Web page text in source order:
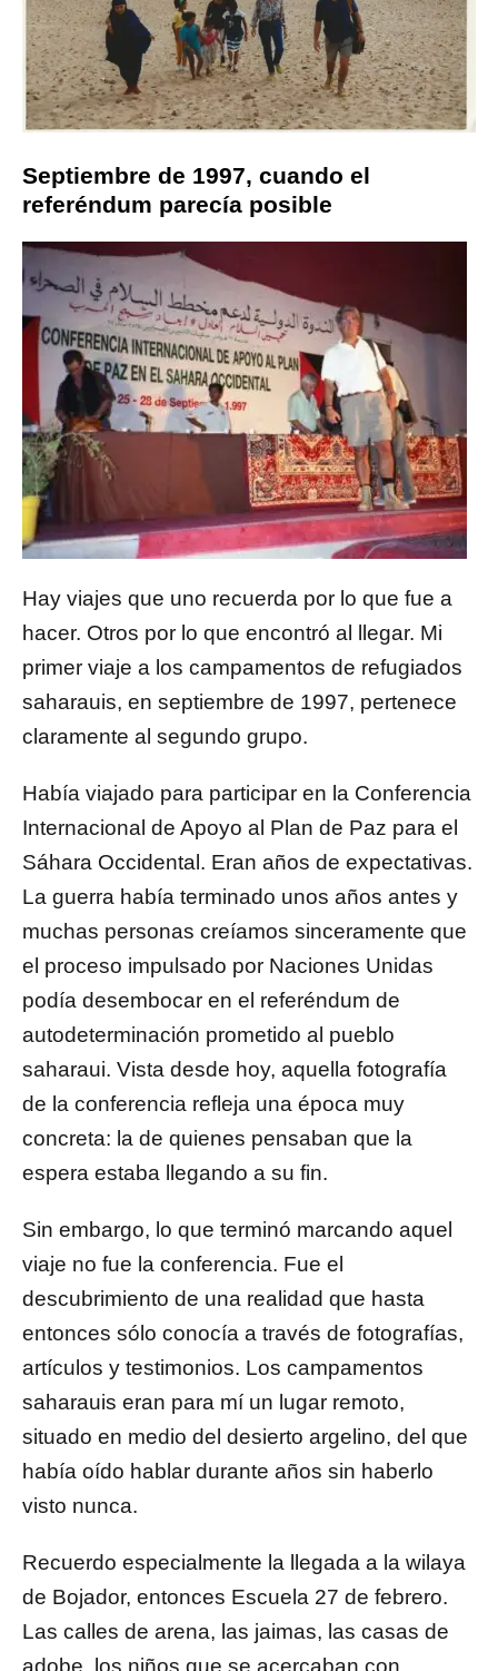
Septiembre de 1997, cuando el
referéndum parecía posible
Hay viajes que uno recuerda por lo que fue a
hacer. Otros por lo que encontró al llegar. Mi
primer viaje a los campamentos de refugiados
saharauis, en septiembre de 1997, pertenece
claramente al segundo grupo.
Había viajado para participar en la Conferencia
Internacional de Apoyo al Plan de Paz para el
Sáhara Occidental. Eran años de expectativas.
La guerra había terminado unos años antes y
muchas personas creíamos sinceramente que
el proceso impulsado por Naciones Unidas
podía desembocar en el referéndum de
autodeterminación prometido al pueblo
saharaui. Vista desde hoy, aquella fotografía
de la conferencia refleja una época muy
concreta: la de quienes pensaban que la
espera estaba llegando a su fin.
Sin embargo, lo que terminó marcando aquel
viaje no fue la conferencia. Fue el
descubrimiento de una realidad que hasta
entonces sólo conocía a través de fotografías,
artículos y testimonios. Los campamentos
saharauis eran para mí un lugar remoto,
situado en medio del desierto argelino, del que
había oído hablar durante años sin haberlo
visto nunca.
Recuerdo especialmente la llegada a la wilaya
de Bojador, entonces Escuela 27 de febrero.
Las calles de arena, las jaimas, las casas de